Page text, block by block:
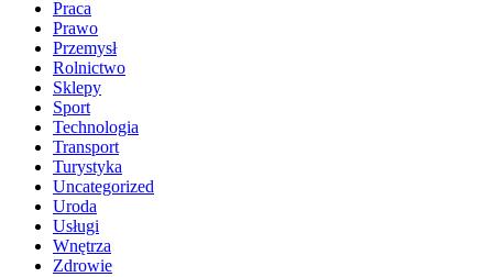
Praca
Prawo
Przemysł
Rolnictwo
Sklepy
Sport
Technologia
Transport
Turystyka
Uncategorized
Uroda
Usługi
Wnętrza
Zdrowie